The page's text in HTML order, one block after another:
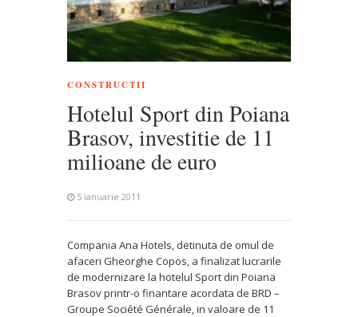
CONSTRUCTII
Hotelul Sport din Poiana
Brasov, investitie de 11
milioane de euro
5 ianuarie 2011
Compania Ana Hotels, detinuta de omul de
afaceri Gheorghe Copos, a finalizat lucrarile
de modernizare la hotelul Sport din Poiana
Brasov printr-o finantare acordata de BRD –
Groupe Société Générale, in valoare de 11